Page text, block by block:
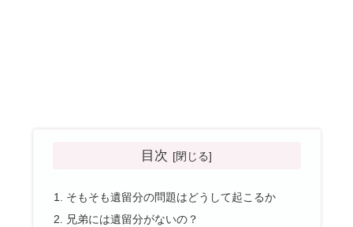
目次
そもそも遺留分の問題はどうして起こるか
兄弟には遺留分がないの？